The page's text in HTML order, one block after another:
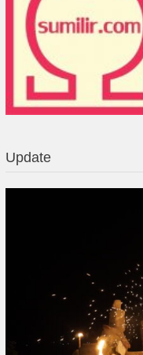
Update